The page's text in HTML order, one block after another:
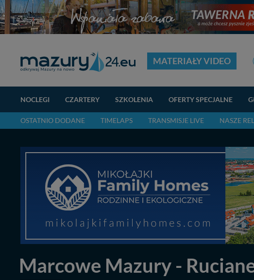
MATERIAŁY VIDEO
NOCLEGI CZARTERY SZKOLENIA OFERTY SPECJALNE
OSTATNIO DODANE TIMELAPS TRANSMISJE LIVE NASZE
Marcowe Mazury -